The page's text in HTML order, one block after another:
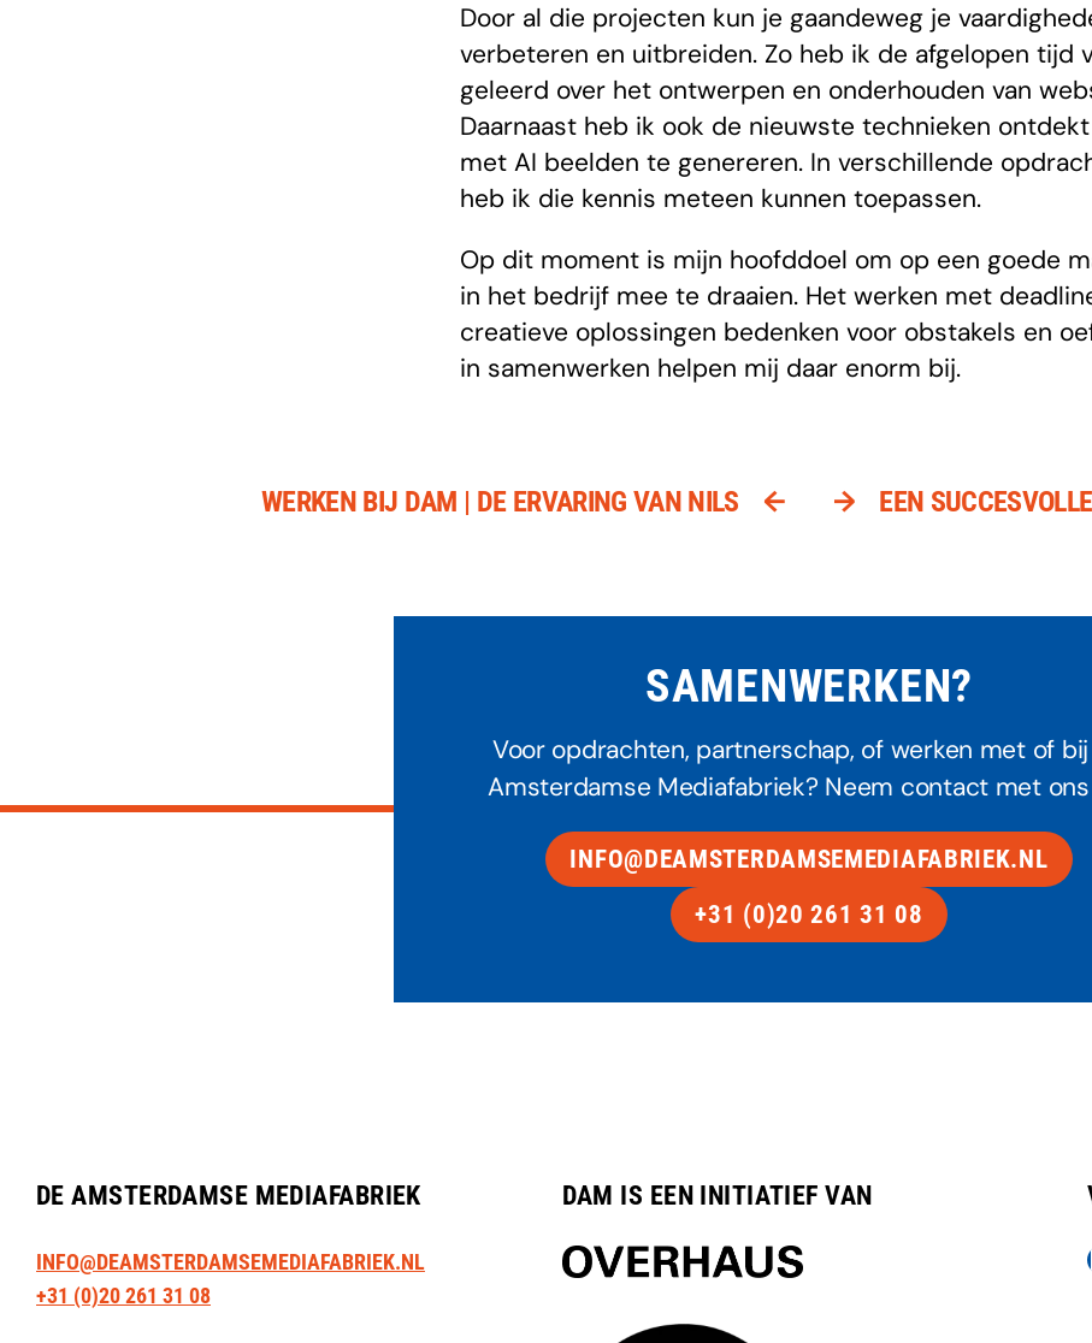
Door al die projecten kun je gaandeweg je
verbeteren en uitbreiden. Zo heb ik de afgelopen tijd
geleerd over het ontwerpen en onderhouden van
Daarnaast heb ik ook de nieuwste technieken
met AI beelden te genereren. In verschillende
heb ik die kennis meteen kunnen toepassen.
Op dit moment is mijn hoofddoel om op een goede
in het bedrijf mee te draaien. Het werken met
creatieve oplossingen bedenken voor obstakels en
in samenwerken helpen mij daar enorm bij.
←
WERKEN BIJ DAM | DE ERVARING VAN NILS → EEN
SAMENWERKEN?
Voor opdrachten, partnerschap, of werken met of bij
Amsterdamse Mediafabriek? Neem contact met
INFO@DEAMSTERDAMSEMEDIAFABRIEK.NL
+31 (0)20 261 31 08
DE AMSTERDAMSE MEDIAFABRIEK
INFO@DEAMSTERDAMSEMEDIAFABRIEK.NL
+31 (0)20 261 31 08
DAM IS EEN INITIATIEF VAN